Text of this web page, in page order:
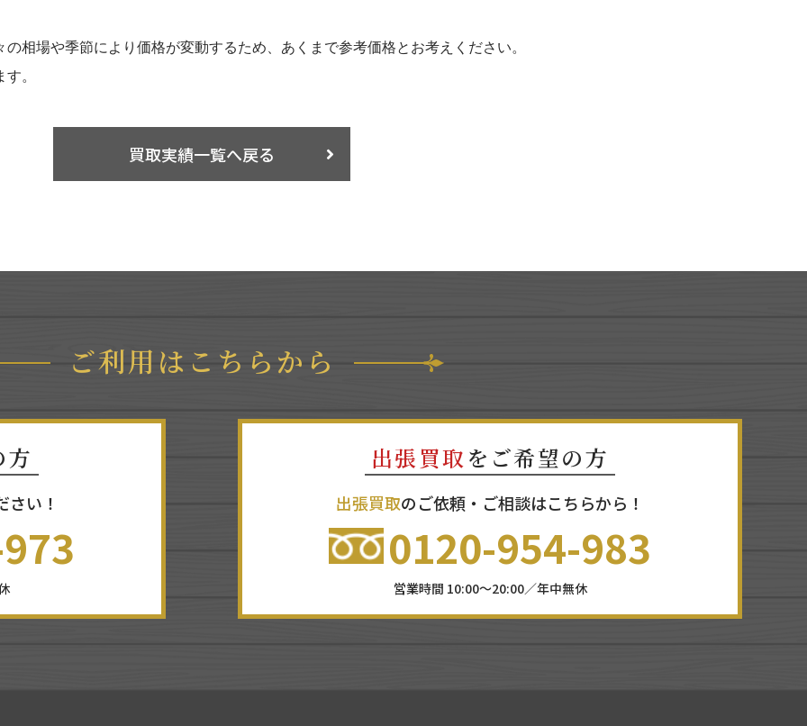
相場や季節により価格が変動するため、あくまで参考価格とお考えください。
。
買取実績一覧へ戻る
ご利用はこちらから
方
さい！
出張買取をご希望の方
出張買取のご依頼・ご相談はこちらから！
0120-954-983
営業時間 10:00～20:00／年中無休